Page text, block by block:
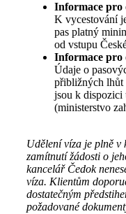
Informace pro
K vycestování
pas platný
od vstupu
Informace pro
Údaje o
přibližných lhůt
jsou k dispozici
(ministerstvo
Udělení víza je plně v
zamítnutí žádosti o
kancelář Čedok
víza. Klientům
dostatečným
požadované